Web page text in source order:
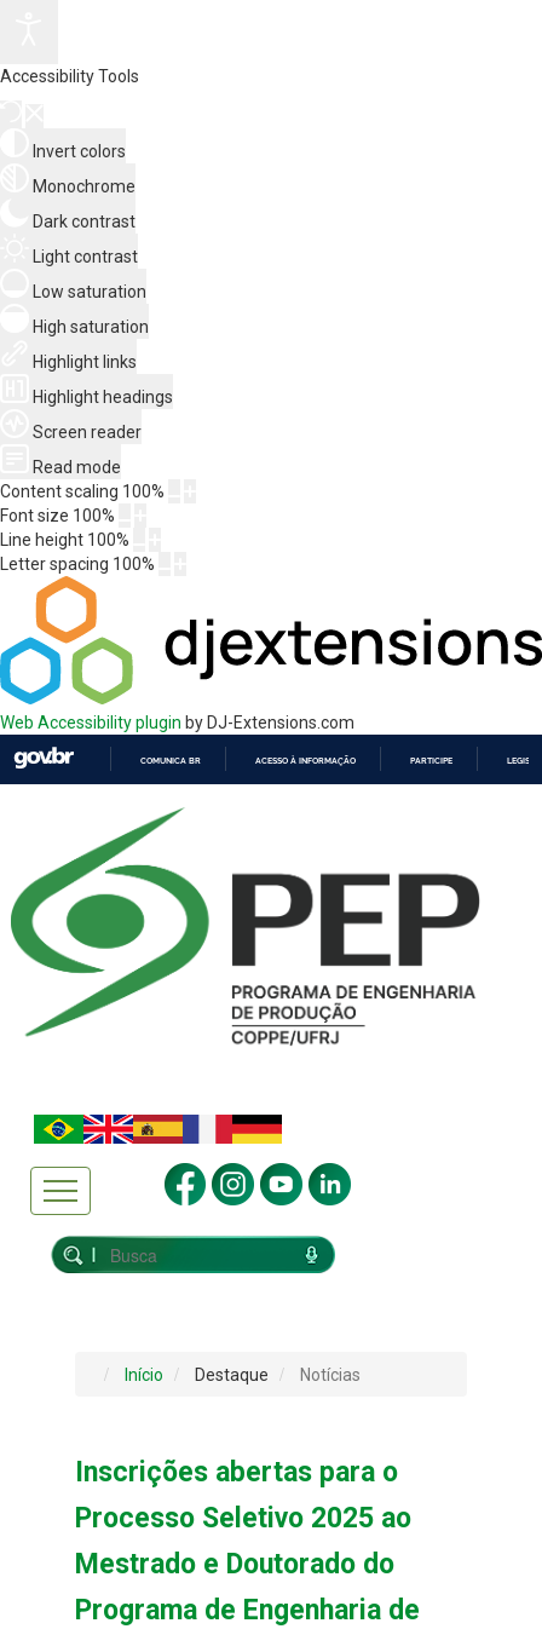
Accessibility Tools
Invert colors
Monochrome
Dark contrast
Light contrast
Low saturation
High saturation
Highlight links
Highlight headings
Screen reader
Read mode
Content scaling 100%
Font size 100%
Line height 100%
Letter spacing 100%
Web Accessibility plugin by DJ-Extensions.com
COMUNICA BR ACESSO À INFORMAÇÃO PARTICIPE
Início Destaque Notícias
Inscrições abertas para o
Processo Seletivo 2025 ao
Mestrado e Doutorado do
Programa de Engenharia de